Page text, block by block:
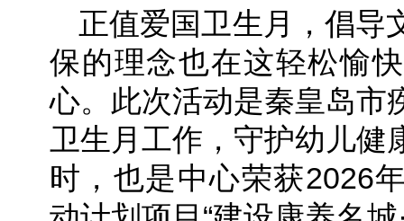
正值爱国卫生月，倡导
保的理念也在这轻松愉
心。此次活动是秦皇岛市
卫生月工作，守护幼儿健
时，也是中心荣获2026